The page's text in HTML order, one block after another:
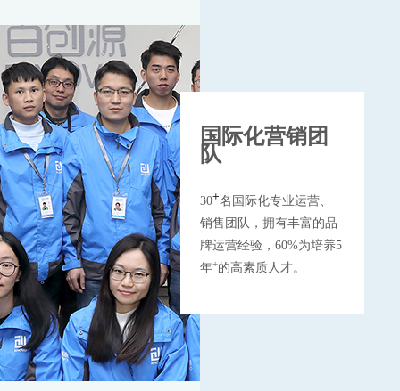
国际化营销团
队
30+名国际化专业运营、
销售团队，拥有丰富的品
牌运营经验，60%为培养5
年+的高素质人才。